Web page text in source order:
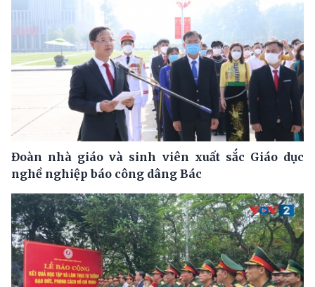
Đoàn nhà giáo và sinh viên xuất sắc Giáo dục
nghề nghiệp báo công dâng Bác